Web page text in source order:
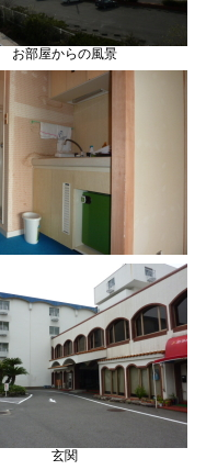
お部屋からの風景
玄関